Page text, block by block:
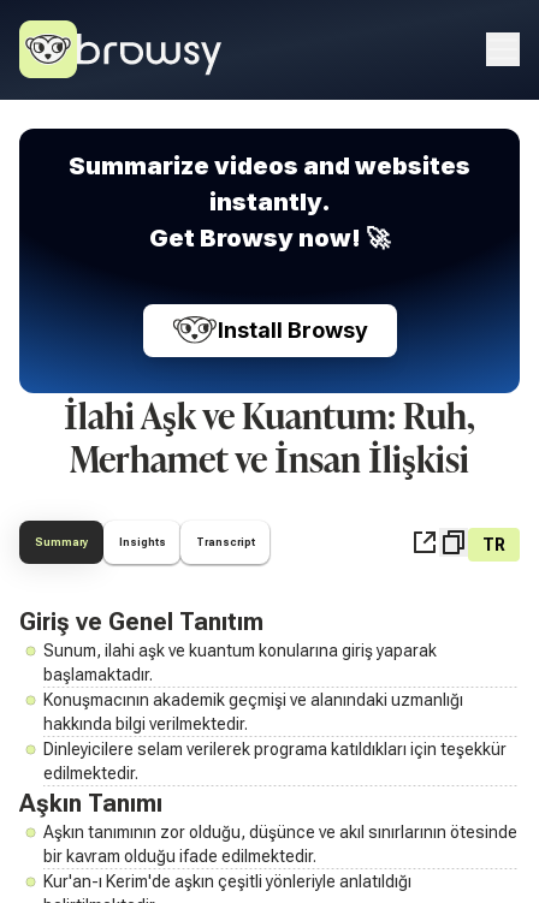
Summarize videos and websites
instantly.
Get Browsy now! 🚀
Install Browsy
İlahi Aşk ve Kuantum: Ruh,
Merhamet ve İnsan İlişkisi
Summary Insights Transcript TR
Giriş ve Genel Tanıtım
Sunum, ilahi aşk ve kuantum konularına giriş yaparak
başlamaktadır.
Konuşmacının akademik geçmişi ve alanındaki uzmanlığı
hakkında bilgi verilmektedir.
Dinleyicilere selam verilerek programa katıldıkları için teşekkür
edilmektedir.
Aşkın Tanımı
Aşkın tanımının zor olduğu, düşünce ve akıl sınırlarının ötesinde
bir kavram olduğu ifade edilmektedir.
Kur'an-ı Kerim'de aşkın çeşitli yönleriyle anlatıldığı